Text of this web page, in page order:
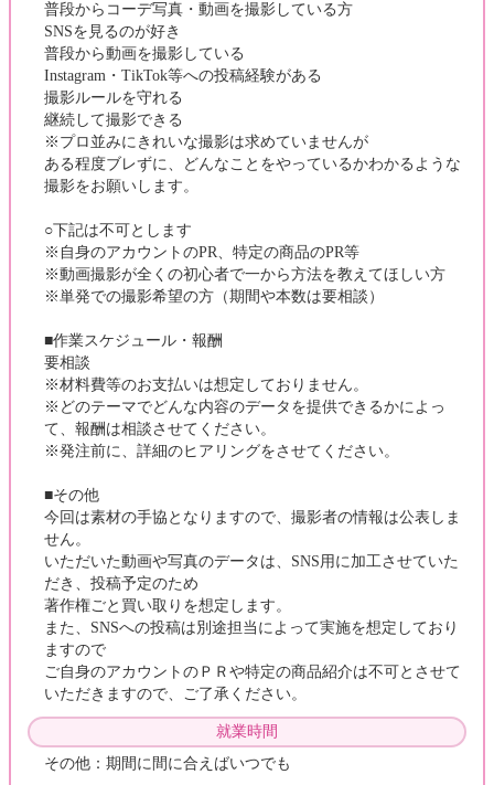
普段からコーデ写真・動画を撮影している方
SNSを見るのが好き
普段から動画を撮影している
Instagram・TikTok等への投稿経験がある
撮影ルールを守れる
継続して撮影できる
※プロ並みにきれいな撮影は求めていませんが
ある程度ブレずに、どんなことをやっているかわかるような
撮影をお願いします。
○下記は不可とします
※自身のアカウントのPR、特定の商品のPR等
※動画撮影が全くの初心者で一から方法を教えてほしい方
※単発での撮影希望の方（期間や本数は要相談）
■作業スケジュール・報酬
要相談
※材料費等のお支払いは想定しておりません。
※どのテーマでどんな内容のデータを提供できるかによっ
て、報酬は相談させてください。
※発注前に、詳細のヒアリングをさせてください。
■その他
今回は素材の手協となりますので、撮影者の情報は公表しま
せん。
いただいた動画や写真のデータは、SNS用に加工させていた
だき、投稿予定のため
著作権ごと買い取りを想定します。
また、SNSへの投稿は別途担当によって実施を想定しており
ますので
ご自身のアカウントのＰＲや特定の商品紹介は不可とさせて
いただきますので、ご了承ください。
就業時間
その他：期間に間に合えばいつでも